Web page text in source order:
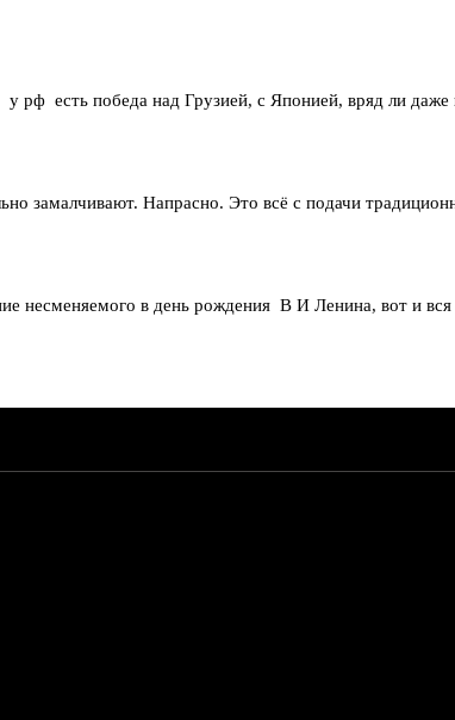
рф есть победа над Грузией, с Японией, вряд ли
замалчивают. Напрасно. Это всё с подачи
несменяемого в день рождения В И Ленина, вот и